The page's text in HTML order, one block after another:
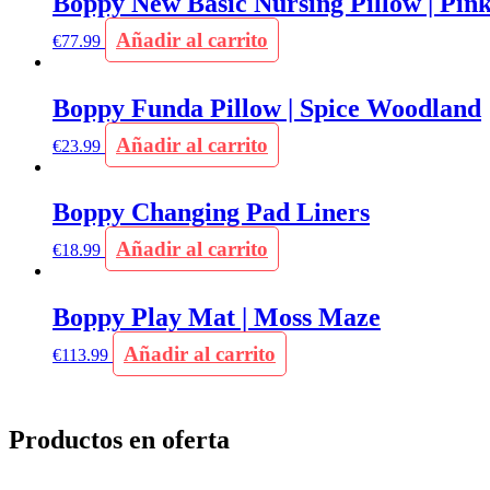
€77.99 Añadir al carrito
Boppy Funda Pillow | Spice Woodland
€23.99 Añadir al carrito
Boppy Changing Pad Liners
€18.99 Añadir al carrito
Boppy Play Mat | Moss Maze
€113.99 Añadir al carrito
Productos en oferta